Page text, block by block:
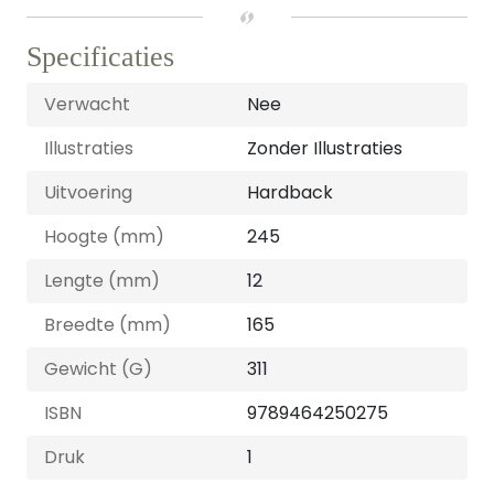
Specificaties
Verwacht
Nee
Illustraties
Zonder Illustraties
Uitvoering
Hardback
Hoogte (mm)
245
Lengte (mm)
12
Breedte (mm)
165
Gewicht (G)
311
ISBN
9789464250275
Druk
1